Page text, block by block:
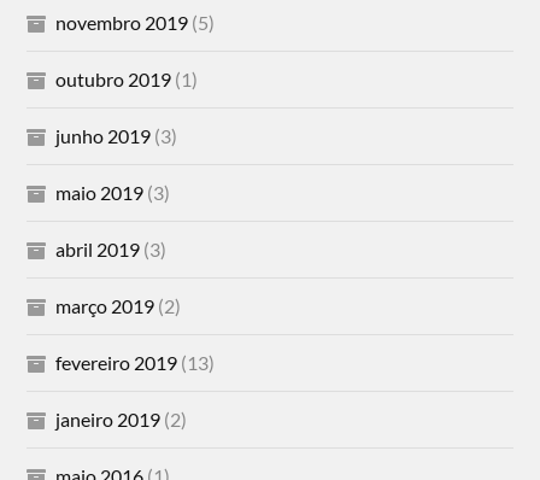
novembro 2019 (5)
outubro 2019 (1)
junho 2019 (3)
maio 2019 (3)
abril 2019 (3)
março 2019 (2)
fevereiro 2019 (13)
janeiro 2019 (2)